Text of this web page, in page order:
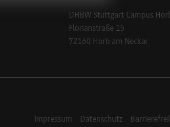
DHBW Stuttgart Campus
Florianstraße 15
72160 Horb am Neckar
Impressum Datenschutz